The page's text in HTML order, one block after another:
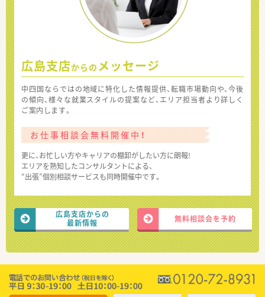
広島支店からの メッセージ
中四国ならではの地域に特化した情報提供、転職市場動向や、今後
の傾向、様々な就業スタイルの提案など、エリア担当者より詳しく
ご案内します。
お仕事相談会無料開催中！
更に、お忙しい方やキャリアの棚卸がしたい方に朗報!
エリアを熟知したコンサルタントによる、
“出張”個別相談サービスも同時開催中です。
広島支店からの
最新情報
無料相談会を予約